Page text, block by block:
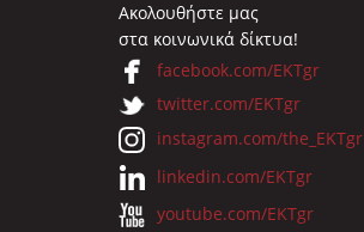
Ακολουθήστε μας
στα κοινωνικά δίκτυα!
facebook.com/EKTgr
twitter.com/EKTgr
instagram.com/the_EKTgr
linkedin.com/EKTgr
youtube.com/EKTgr